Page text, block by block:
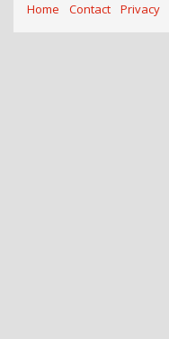
Home Contact Privacy